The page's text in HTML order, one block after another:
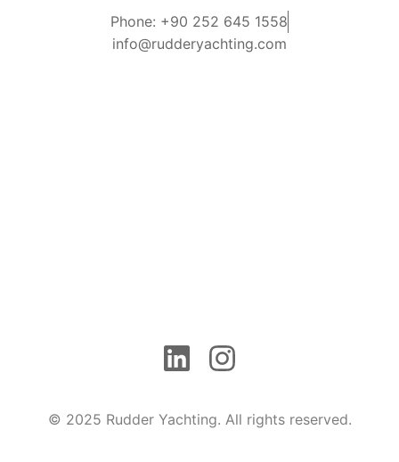
Phone: +90 252 645 1558
info@rudderyachting.com
© 2025 Rudder Yachting. All rights reserved.